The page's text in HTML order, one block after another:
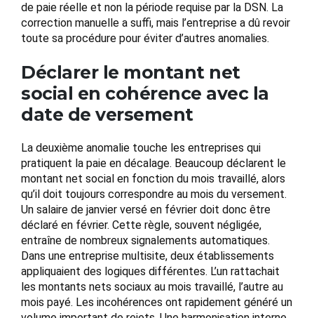
de paie réelle et non la période requise par la DSN. La
correction manuelle a suffi, mais l’entreprise a dû revoir
toute sa procédure pour éviter d’autres anomalies.
Déclarer le montant net
social en cohérence avec la
date de versement
La deuxième anomalie touche les entreprises qui
pratiquent la paie en décalage. Beaucoup déclarent le
montant net social en fonction du mois travaillé, alors
qu’il doit toujours correspondre au mois du versement.
Un salaire de janvier versé en février doit donc être
déclaré en février. Cette règle, souvent négligée,
entraîne de nombreux signalements automatiques.
Dans une entreprise multisite, deux établissements
appliquaient des logiques différentes. L’un rattachait
les montants nets sociaux au mois travaillé, l’autre au
mois payé. Les incohérences ont rapidement généré un